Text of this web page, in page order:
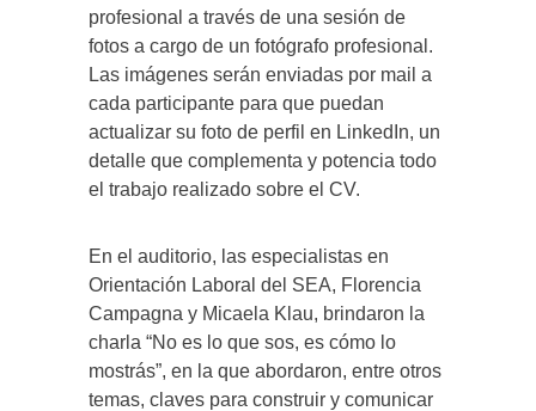
profesional a través de una sesión de
fotos a cargo de un fotógrafo profesional.
Las imágenes serán enviadas por mail a
cada participante para que puedan
actualizar su foto de perfil en LinkedIn, un
detalle que complementa y potencia todo
el trabajo realizado sobre el CV.
En el auditorio, las especialistas en
Orientación Laboral del SEA, Florencia
Campagna y Micaela Klau, brindaron la
charla “No es lo que sos, es cómo lo
mostrás”, en la que abordaron, entre otros
temas, claves para construir y comunicar